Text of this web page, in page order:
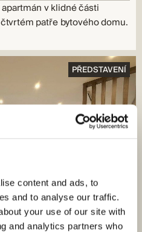
content and ads, to
and to analyse our traffic.
your use of our site with
and analytics partners who
v klidné části
patře bytového domu.
PŘEDSTAVENÍ